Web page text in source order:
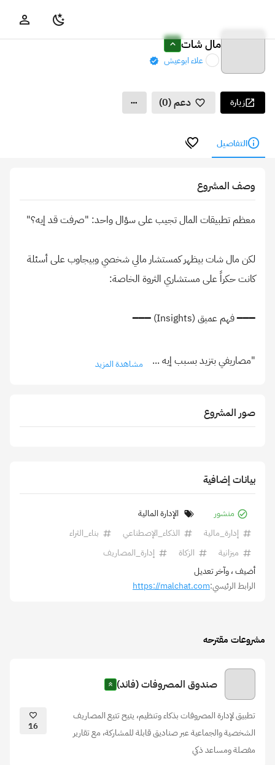
مال شات
علاء ابوعيش
زيارة دعم (0)
التفاصيل
وصف المشروع
لكن مال شات بيظهر كمستشار مالي شخصي وبيجاوب على أسئلة
"مصاريفي بتزيد بسبب إيه ... مشاهدة المزيد
صور المشروع
بيانات إضافية
منشور
الإدارة المالية
إدارة_مالية
الذكاء_الإصطناعي
بناء_الثراء
ميزانية
الزكاة
إدارة_المصاريف
أضيف، وآخر تعديل
الرابط الرئيسي:https://malchat.com
مشروعات مقترحه
صندوق المصروفات (فاند)
تطبيق لإدارة المصروفات بذكاء وتنظيم، يتيح تتبع المصاريف
الشخصية والجماعية عبر صناديق قابلة للمشاركة، مع تقارير
مفصلة ومساعد ذكي
16